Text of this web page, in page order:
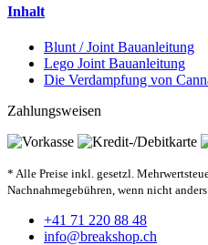
Inhalt
Blunt / Joint Bauanleitung
Lego Joint Bauanleitung
Die Verdampfung von
Zahlungsweisen
* Alle Preise inkl. gesetzl.
Nachnahmegebühren, wenn nicht
+41 71 220 88 48
info@breakshop.ch